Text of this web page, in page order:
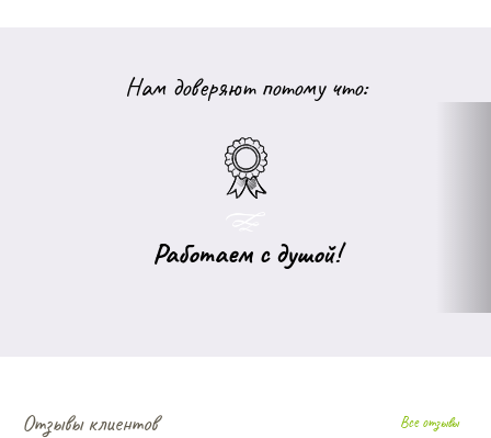
Нам доверяют потому что:
Работаем с душой!
Отзывы клиентов Все отзывы